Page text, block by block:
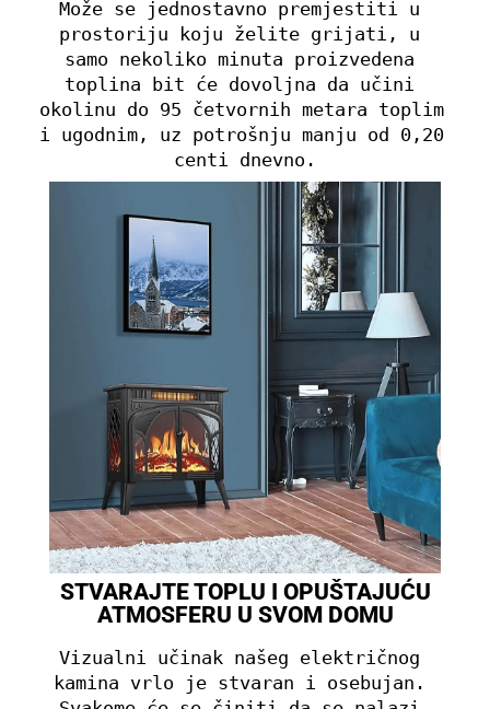
Može se jednostavno premjestiti u
prostoriju koju želite grijati, u
samo nekoliko minuta proizvedena
toplina bit će dovoljna da učini
okolinu do 95 četvornih metara toplim
i ugodnim, uz potrošnju manju od 0,20
centi dnevno.
STVARAJTE TOPLU I OPUŠTAJUĆU
ATMOSFERU U SVOM DOMU
Vizualni učinak našeg električnog
kamina vrlo je stvaran i osebujan.